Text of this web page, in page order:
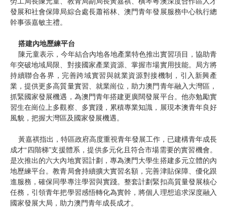
發展和社會保障局綜合處長蕭裕林、澳門青年發展服務中心執行總
幹事張嘉敏主禮。
搭建內地歷練平台
陳元童表示，今年結合內地各地產業特色推出實習項目，協助青
年突破地域局限、對接國家產業資源、掌握市場實用技能。局方將
持續聯合各界，完善跨域實習與就業資源對接機制，引入新興產
業，提供更多高質量實習、就業崗位，助力澳門青年融入大灣區，
抓緊國家發展機遇，為澳門青年搭建更廣闊發展平台。他亦勉勵實
習生在崗位上多觀察、多實踐，累積專業知識，展現本澳青年良好
風貌，把握大灣區及國家發展機遇。
黃嘉祺指出，特區政府高度重視青年發展工作，已建構青年成長
成才“四階梯”支援體系，提供多元化且符合市場需要的實習機會。
是次推出的六大內地實習計劃，專為澳門大學生搭建多元立體的內
地歷練平台。教青局會持續擴大實習名額，完善津貼保障、優化跟
進服務，確保同學專注學習與實踐。整套計劃緊扣高質量發展核心
任務，引領青年把學習感悟轉化為實幹，將個人理想追求深度融入
國家發展大局，助力澳門青年成長成才。